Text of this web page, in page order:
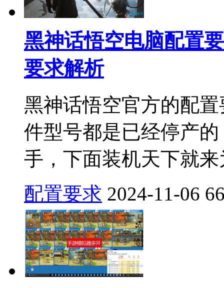
黑神话悟空电脑配置
要求解析
黑神话悟空官方的配
件型号都是已经停产
手，下面装机天下就
配置要求 2024-11-06